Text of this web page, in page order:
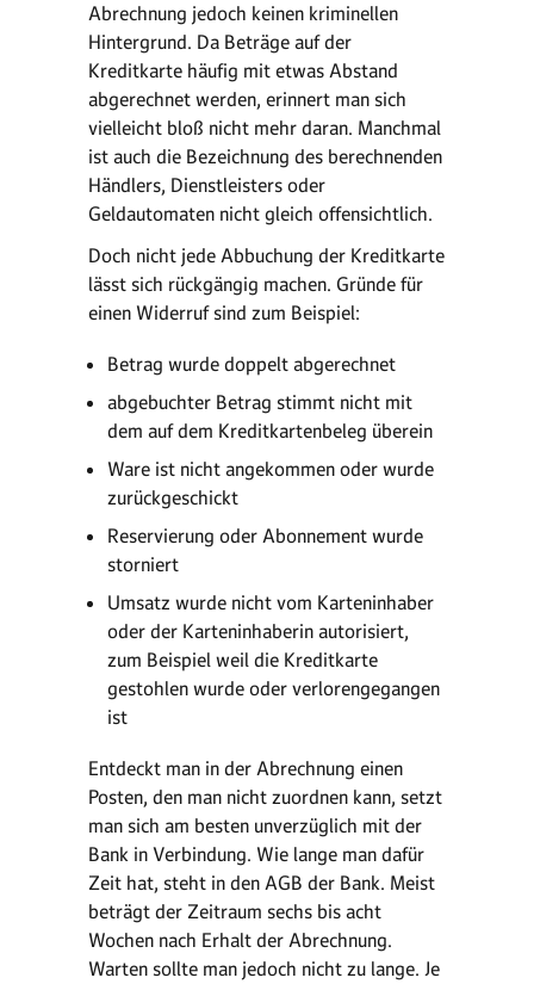
Abrechnung jedoch keinen kriminellen
Hintergrund. Da Beträge auf der
Kreditkarte häufig mit etwas Abstand
abgerechnet werden, erinnert man sich
vielleicht bloß nicht mehr daran. Manchmal
ist auch die Bezeichnung des berechnenden
Händlers, Dienstleisters oder
Geldautomaten nicht gleich offensichtlich.
Doch nicht jede Abbuchung der Kreditkarte
lässt sich rückgängig machen. Gründe für
einen Widerruf sind zum Beispiel:
Betrag wurde doppelt abgerechnet
abgebuchter Betrag stimmt nicht mit
dem auf dem Kreditkartenbeleg überein
Ware ist nicht angekommen oder wurde
zurückgeschickt
Reservierung oder Abonnement wurde
storniert
Umsatz wurde nicht vom Karteninhaber
oder der Karteninhaberin autorisiert,
zum Beispiel weil die Kreditkarte
gestohlen wurde oder verlorengegangen
ist
Entdeckt man in der Abrechnung einen
Posten, den man nicht zuordnen kann, setzt
man sich am besten unverzüglich mit der
Bank in Verbindung. Wie lange man dafür
Zeit hat, steht in den AGB der Bank. Meist
beträgt der Zeitraum sechs bis acht
Wochen nach Erhalt der Abrechnung.
Warten sollte man jedoch nicht zu lange. Je